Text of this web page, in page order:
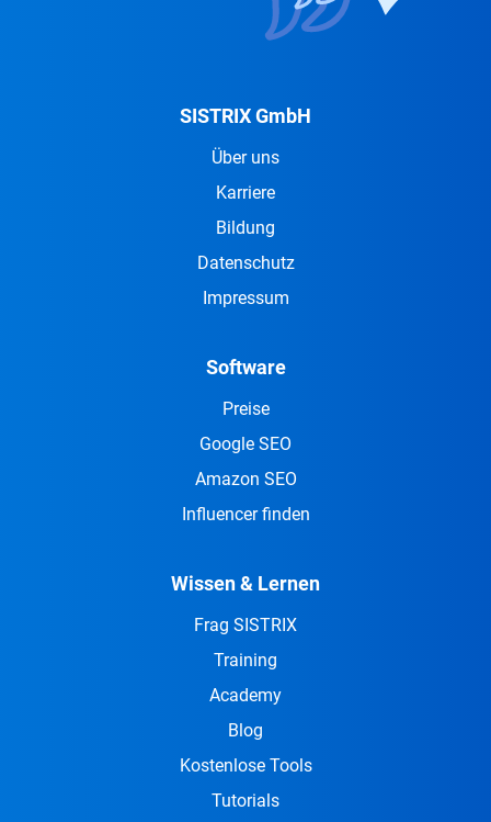
SISTRIX GmbH
Über uns
Karriere
Bildung
Datenschutz
Impressum
Software
Preise
Google SEO
Amazon SEO
Influencer finden
Wissen & Lernen
Frag SISTRIX
Training
Academy
Blog
Kostenlose Tools
Tutorials